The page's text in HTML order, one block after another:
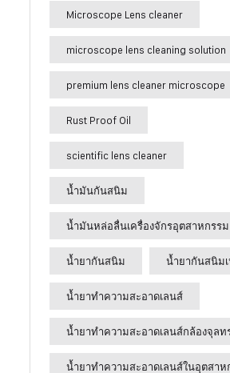
Microscope Lens cleaner
microscope lens cleaning solution
premium lens cleaner microscope
Rust Proof Oil
scientific lens cleaner
น้ำมันกันสนิม
น้ำมันหล่อลื่นเครื่องจักรอุตสาหกรรม
น้ำยากันสนิม น้ำยากันสนิม
น้ำยาทำความสะอาดเลนส์
น้ำยาทำความสะอาดเลนส์กล้องจุลท
น้ำยาทำความสะอาดเลนส์ในอุตสาห